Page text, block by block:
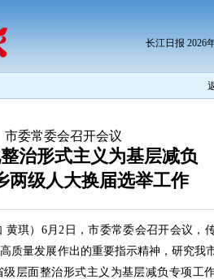
长江日报 2026
市委常委会召开会议
治形式主义为基层减负
两级人大换届选举工作
黄琪）6月2日，市委常委会召开会议，
质量发展作出的重要指示精神，研究我
层面整治形式主义为基层减负专项工